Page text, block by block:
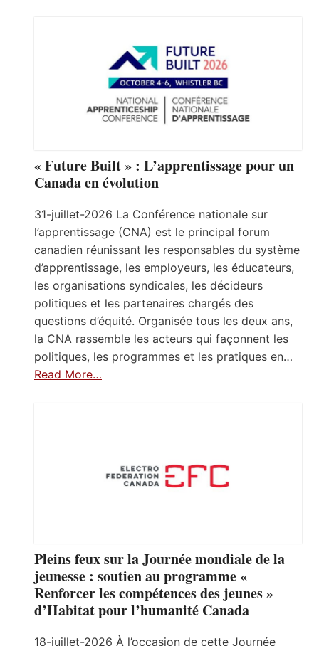
« Future Built » : L’apprentissage pour un
Canada en évolution
31-juillet-2026 La Conférence nationale sur
l’apprentissage (CNA) est le principal forum
canadien réunissant les responsables du système
d’apprentissage, les employeurs, les éducateurs,
les organisations syndicales, les décideurs
politiques et les partenaires chargés des
questions d’équité. Organisée tous les deux ans,
la CNA rassemble les acteurs qui façonnent les
politiques, les programmes et les pratiques en…
Read More…
Pleins feux sur la Journée mondiale de la
jeunesse : soutien au programme «
Renforcer les compétences des jeunes »
d’Habitat pour l’humanité Canada
18-juillet-2026 À l’occasion de cette Journée